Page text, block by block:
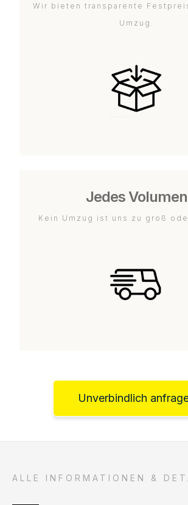
Wir bieten transparente
Umzug.
Jedes Volumen
Kein Umzug ist uns zu groß
Unverbindlich
ALLE INFORMATIONEN &